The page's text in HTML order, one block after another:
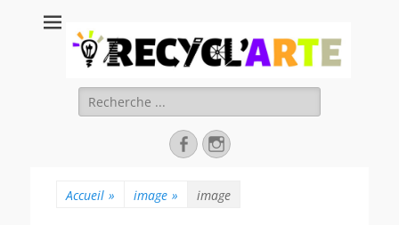
Recycl'Arte, faire
soi-même et
réduire les
déchets
Rechercher :
FacebookInstagram
Accueil » image » image